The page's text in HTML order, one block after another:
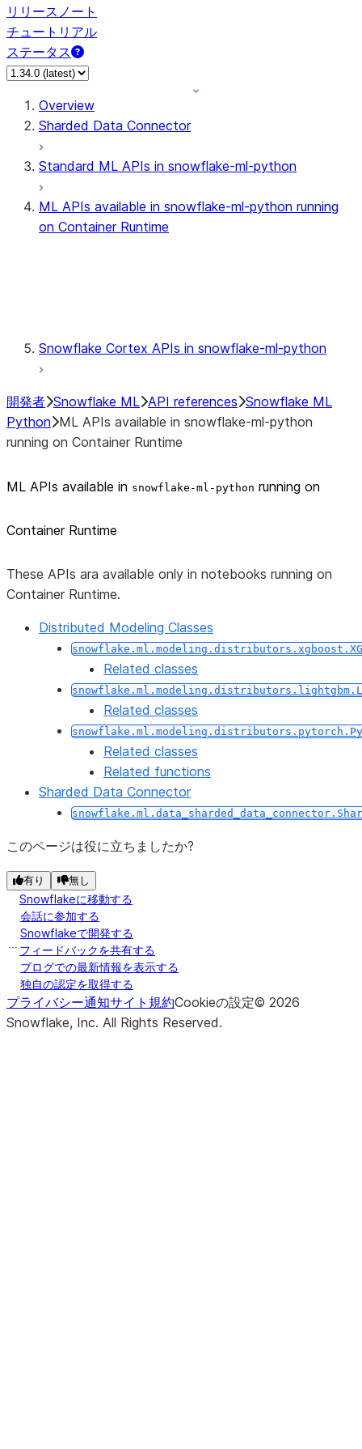
リリースノート
チュートリアル
ステータス
Overview
Sharded Data Connector
Standard ML APIs in snowflake-ml-python
ML APIs available in snowflake-ml-python running
on Container Runtime
Snowflake Cortex APIs in snowflake-ml-python
開発者 Snowflake ML API references Snowflake ML
Python ML APIs available in snowflake-ml-python
running on Container Runtime
ML APIs available in snowflake-ml-python running on
Container Runtime
These APIs ara available only in notebooks running on
Container Runtime.
Distributed Modeling Classes
Related classes
Related classes
Related classes
Related functions
Sharded Data Connector
このページは役に立ちましたか?
有り 無し
Snowflakeに移動する
会話に参加する
Snowflakeで開発する
フィードバックを共有する
ブログでの最新情報を表示する
独自の認定を取得する
プライバシー通知サイト規約Cookieの設定© 2026
Snowflake, Inc. All Rights Reserved.